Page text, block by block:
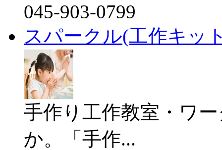
045-903-0799
スパークル(工作キッ
手作り工作教室・ワ
か。「手作...